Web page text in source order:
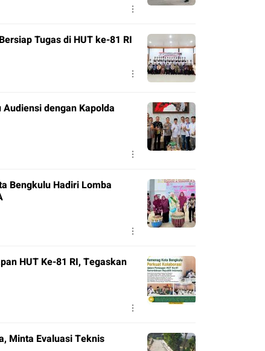
Tugas di HUT ke-81 RI
dengan Kapolda
Bengkulu Hadiri Lomba
HUT Ke-81 RI, Tegaskan
Minta Evaluasi Teknis